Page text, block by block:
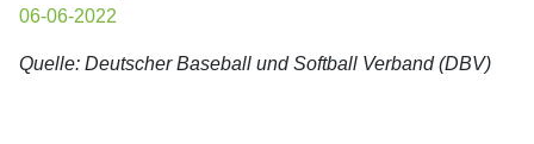
06-06-2022
Quelle: Deutscher Baseball und Softball Verband (DBV)